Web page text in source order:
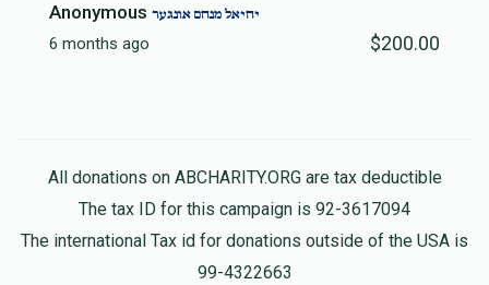
Anonymous יחיאל מנחם אונגער
6 months ago $200.00
All donations on ABCHARITY.ORG are tax deductible
The tax ID for this campaign is 92-3617094
The international Tax id for donations outside of the USA is
99-4322663